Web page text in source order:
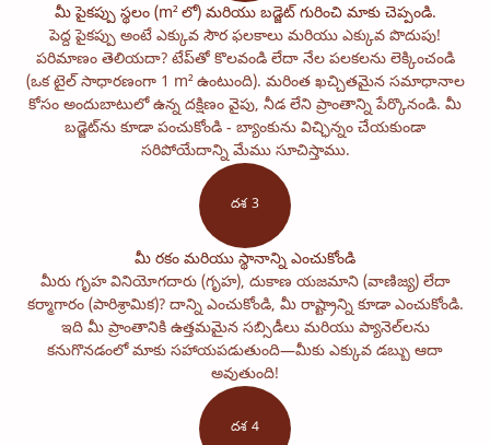
మీ పైకప్పు స్థలం (m² లో) మరియు బడ్జెట్ గురించి మాకు చెప్పండి.
పెద్ద పైకప్పు అంటే ఎక్కువ సౌర ఫలకాలు మరియు ఎక్కువ పొదుపు!
పరిమాణం తెలియదా? టేప్‌తో కొలవండి లేదా నేల పలకలను లెక్కించండి
(ఒక టైల్ సాధారణంగా 1 m² ఉంటుంది). మరింత ఖచ్చితమైన సమాధానాల
కోసం అందుబాటులో ఉన్న దక్షిణం వైపు, నీడ లేని ప్రాంతాన్ని పేర్కొనండి. మీ
బడ్జెట్‌ను కూడా పంచుకోండి - బ్యాంకును విచ్ఛిన్నం చేయకుండా
సరిపోయేదాన్ని మేము సూచిస్తాము.
దశ 3
మీ రకం మరియు స్థానాన్ని ఎంచుకోండి
మీరు గృహ వినియోగదారు (గృహ), దుకాణ యజమాని (వాణిజ్య) లేదా
కర్మాగారం (పారిశ్రామిక)? దాన్ని ఎంచుకోండి, మీ రాష్ట్రాన్ని కూడా ఎంచుకోండి.
ఇది మీ ప్రాంతానికి ఉత్తమమైన సబ్సిడీలు మరియు ప్యానెల్‌లను
కనుగొనడంలో మాకు సహాయపడుతుంది—మీకు ఎక్కువ డబ్బు ఆదా
అవుతుంది!
దశ 4